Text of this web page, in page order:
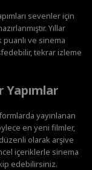
sevenler için
Yıllar
ve sinema
tekrar izleme
Yapımlar
yayınlanan
en yeni filmler,
olarak arşive
içeriklerle sinema
edebilirsiniz.